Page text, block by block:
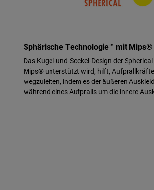
Sphärische Technologie™ mit Mips®
Das Kugel-und-Sockel-Design der
Mips® unterstützt wird, hilft,
wegzuleiten, indem es der äußeren
während eines Aufpralls um die innere